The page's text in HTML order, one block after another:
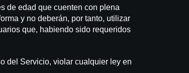
de edad que cuenten con plena
y no deberán, por tanto, utilizar
que, habiendo sido requeridos
del Servicio, violar cualquier ley en